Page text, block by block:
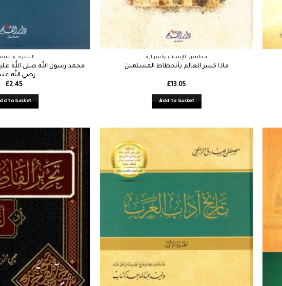
السيرة
محمد رسول الله صلى الله
رضي الله
£2.45
to basket
محاسن الإسلام وأسراره
ماذا خسر العالم بأنحطاط المسلمين
£13.05
Add to basket